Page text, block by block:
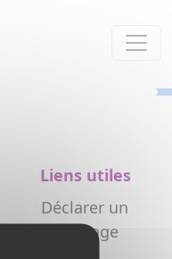
Liens utiles
Déclarer un
dommage